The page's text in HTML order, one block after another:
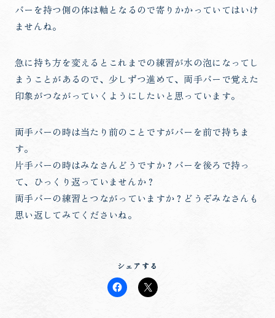
バーを持つ側の体は軸となるので寄りかかっていてはいけ
ませんね。
急に持ち方を変えるとこれまでの練習が水の泡になってし
まうことがあるので、少しずつ進めて、両手バーで覚えた
印象がつながっていくようにしたいと思っています。
両手バーの時は当たり前のことですがバーを前で持ちま
す。
片手バーの時はみなさんどうですか？バーを後ろで持っ
て、ひっくり返っていませんか？
両手バーの練習とつながっていますか？どうぞみなさんも
思い返してみてくださいね。
シェアする